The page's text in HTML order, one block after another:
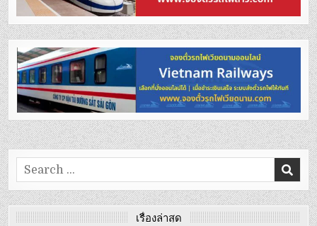
Search
for:
เรื่องล่าสุด